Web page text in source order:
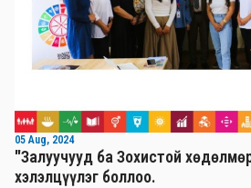
05 Aug, 2024
"Залуучууд ба Зохистой
хэлэлцүүлэг боллоо.